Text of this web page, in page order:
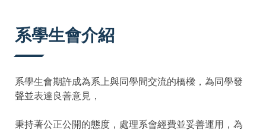
系學生會介紹
系學生會期許成為系上與同學間交流的橋樑，為同學發
聲並表達良善意見，
秉持著公正公開的態度，處理系會經費並妥善運用，為